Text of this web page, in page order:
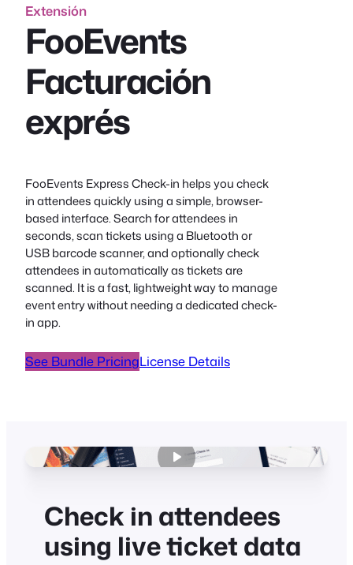
Extensión
FooEvents
Facturación
exprés
FooEvents Express Check-in helps you check
in attendees quickly using a simple, browser-
based interface. Search for attendees in
seconds, scan tickets using a Bluetooth or
USB barcode scanner, and optionally check
attendees in automatically as tickets are
scanned. It is a fast, lightweight way to manage
event entry without needing a dedicated check-
in app.
See Bundle PricingLicense Details
Check in attendees
using live ticket data